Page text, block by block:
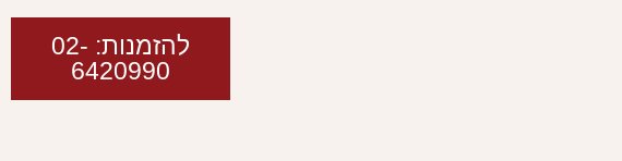
להזמנות: 02-
6420990